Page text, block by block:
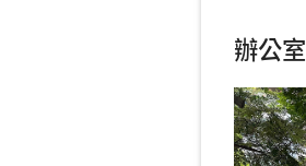
辦公